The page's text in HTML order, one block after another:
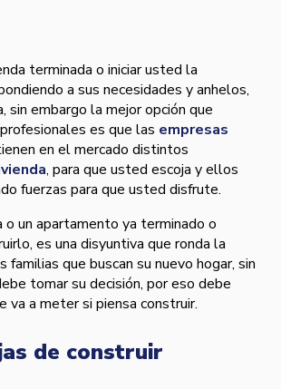
terminada o iniciar usted la
a sus necesidades y anhelos,
sin embargo la mejor opción que
es que las empresas
en el mercado distintos
, para que usted escoja y ellos
fuerzas para que usted disfrute.
o un apartamento ya terminado o
es una disyuntiva que ronda la
familias que buscan su nuevo hogar, sin
tomar su decisión, por eso debe
va a meter si piensa construir.
de construir